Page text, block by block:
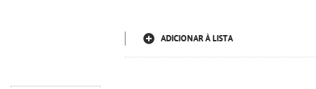
ADICIONAR À LISTA